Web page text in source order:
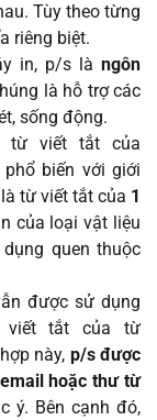
Tùy theo từng
riêng biệt.
in, p/s là ngôn
là hỗ trợ các
sống động.
từ viết tắt của
biến với giới
từ viết tắt của 1
của loại vật liệu
quen thuộc
được sử dụng
viết tắt của từ
này, p/s được
hoặc thư từ
ý. Bên cạnh đó,